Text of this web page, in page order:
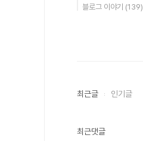
블로그 이야기 (139)
최근글 인기글
최근댓글